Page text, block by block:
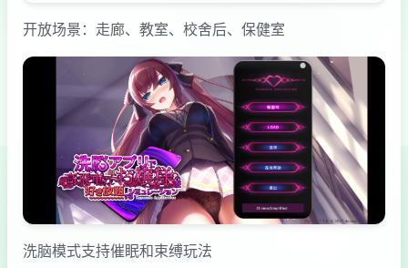
开放场景：走廊、教室、校舍后、保健室
洗脑模式支持催眠和束缚玩法